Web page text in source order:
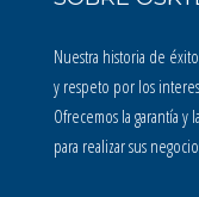
Nuestra historia de
y respeto por los
Ofrecemos la garantía
para realizar sus